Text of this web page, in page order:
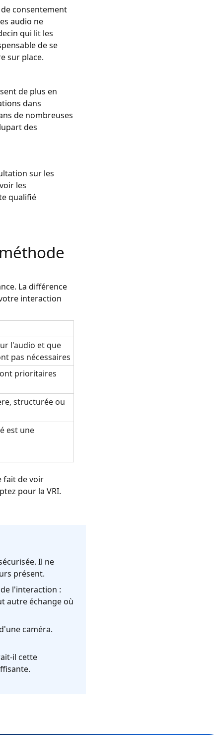
consentement
audio ne
qui lit les
de se
sur place.
de plus en
dans
de nombreuses
des
sur les
les
qualifié
La différence
interaction
l'audio et que
pas nécessaires
prioritaires
structurée ou
est une
fait de voir
pour la VRI.
Il ne
présent.
l'interaction :
autre échange où
caméra.
il cette